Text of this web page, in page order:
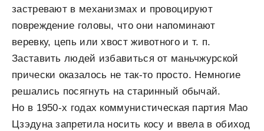
застревают в механизмах и провоцируют
повреждение головы, что они напоминают
веревку, цепь или хвост животного и т. п.
Заставить людей избавиться от маньчжурской
прически оказалось не так-то просто. Немногие
решались посягнуть на старинный обычай.
Но в 1950-х годах коммунистическая партия Мао
Цзэдуна запретила носить косу и ввела в обиход